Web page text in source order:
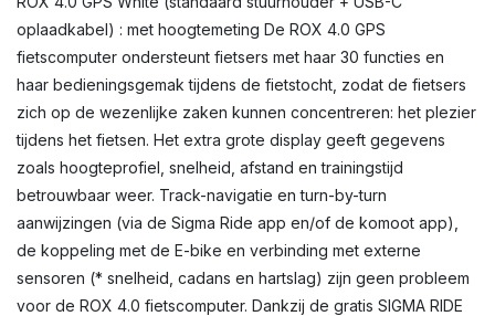
oplaadkabel) : met hoogtemeting De ROX 4.0 GPS
fietscomputer ondersteunt fietsers met haar 30 functies en
haar bedieningsgemak tijdens de fietstocht, zodat de fietsers
zich op de wezenlijke zaken kunnen concentreren: het plezier
tijdens het fietsen. Het extra grote display geeft gegevens
zoals hoogteprofiel, snelheid, afstand en trainingstijd
betrouwbaar weer. Track-navigatie en turn-by-turn
aanwijzingen (via de Sigma Ride app en/of de komoot app),
de koppeling met de E-bike en verbinding met externe
sensoren (* snelheid, cadans en hartslag) zijn geen probleem
voor de ROX 4.0 fietscomputer. Dankzij de gratis SIGMA RIDE